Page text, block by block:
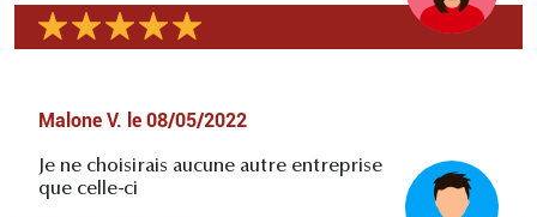
Malone V. le 08/05/2022
Je ne choisirais aucune autre entreprise
que celle-ci